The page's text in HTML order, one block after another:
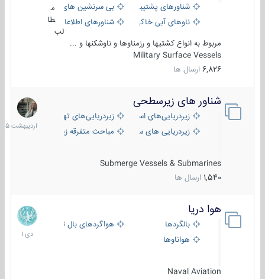
شناورهای پشتیبانی
بی سرنشین های دریایی
ناوهای آبی خاکی و نیروبرشناورهای اطلاعاتی و جاسوسی
طا
لب
مربوط به انواع کشتیها و رزمناوها و ناوشکنها و ...
Military Surface Vessels
6,826 ارسال ها
شناور های زیرسطحی
زیردریایی‌های استراتژیکزیردریایی‌های تهاجمی
زیردریایی های سبک
مباحث متفرقه زیرسطحی
Submerge Vessels & Submarines
1,540 ارسال ها
31
1405
هوا دریا
بالگردها
هواگردهای بال ثابت
هواناوها
Naval Aviation
12
دی
1401